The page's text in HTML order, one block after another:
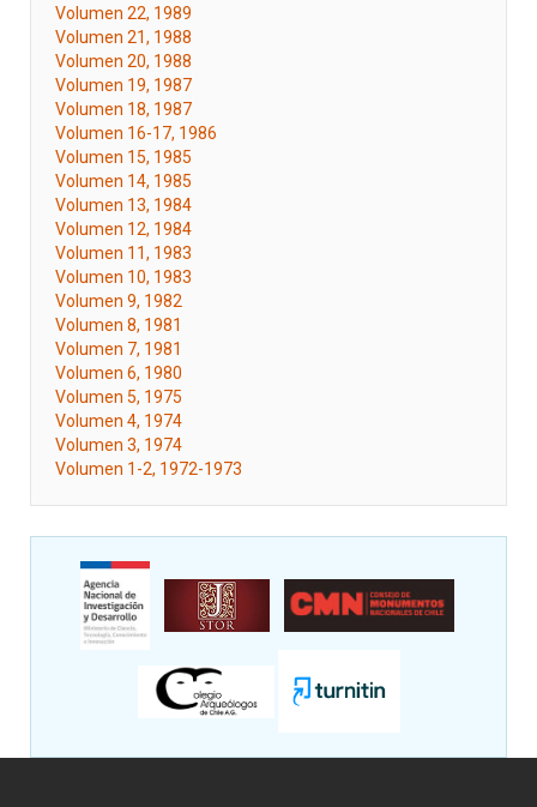
Volumen 22, 1989
Volumen 21, 1988
Volumen 20, 1988
Volumen 19, 1987
Volumen 18, 1987
Volumen 16-17, 1986
Volumen 15, 1985
Volumen 14, 1985
Volumen 13, 1984
Volumen 12, 1984
Volumen 11, 1983
Volumen 10, 1983
Volumen 9, 1982
Volumen 8, 1981
Volumen 7, 1981
Volumen 6, 1980
Volumen 5, 1975
Volumen 4, 1974
Volumen 3, 1974
Volumen 1-2, 1972-1973